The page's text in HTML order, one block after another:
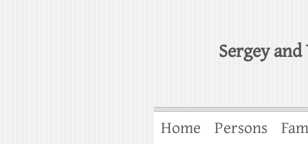
Sergey
Home Persons